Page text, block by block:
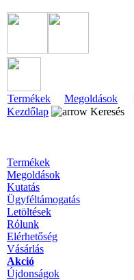
Termékek Megoldások
Kezdőlap
Keresés
Termékek
Megoldások
Kutatás
Ügyféltámogatás
Letöltések
Rólunk
Elérhetőség
Vásárlás
Akció
Újdonságok